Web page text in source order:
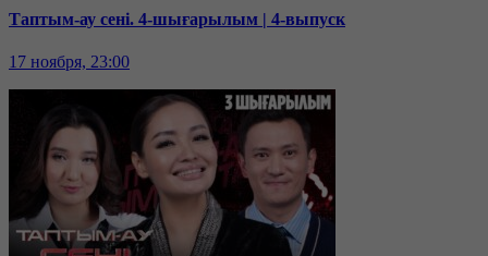
Таптым-ау сені. 4-шығарылым | 4-выпуск
17 ноября, 23:00